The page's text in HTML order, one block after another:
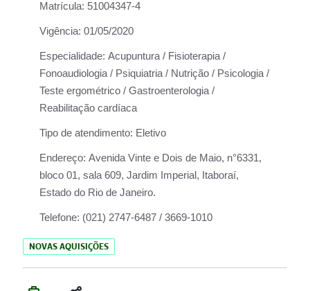
Matrícula: 51004347-4
Vigência: 01/05/2020
Especialidade: Acupuntura / Fisioterapia /
Fonoaudiologia / Psiquiatria / Nutrição / Psicologia /
Teste ergométrico / Gastroenterologia /
Reabilitação cardíaca
Tipo de atendimento: Eletivo
Endereço: Avenida Vinte e Dois de Maio, n°6331,
bloco 01, sala 609, Jardim Imperial, Itaboraí,
Estado do Rio de Janeiro.
Telefone: (021) 2747-6487 / 3669-1010
NOVAS AQUISIÇÕES